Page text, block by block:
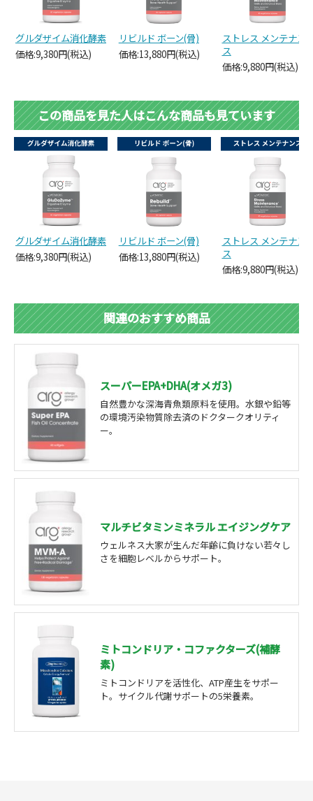
グルダザイム消化酵素
価格:9,380円(税込)
リビルド ボーン(骨)
価格:13,880円(税込)
ストレス メンテナン
ス
価格:9,880円(税込)
この商品を見た人はこんな商品も見ています
グルダザイム消化酵素
価格:9,380円(税込)
リビルド ボーン(骨)
価格:13,880円(税込)
ストレス メンテナン
ス
価格:9,880円(税込)
関連のおすすめ商品
スーパーEPA+DHA(オメガ3)
自然豊かな深海青魚類原料を使用。水銀や鉛等
の環境汚染物質除去済のドクタークオリティ
ー。
マルチビタミンミネラル エイジングケア
ウェルネス大家が生んだ年齢に負けない若々し
さを細胞レベルからサポート。
ミトコンドリア・コファクターズ(補酵
素)
ミトコンドリアを活性化、ATP産生をサポー
ト。サイクル代謝サポートの5栄養素。